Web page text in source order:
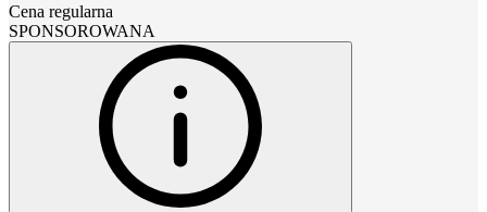
Cena regularna
SPONSOROWANA